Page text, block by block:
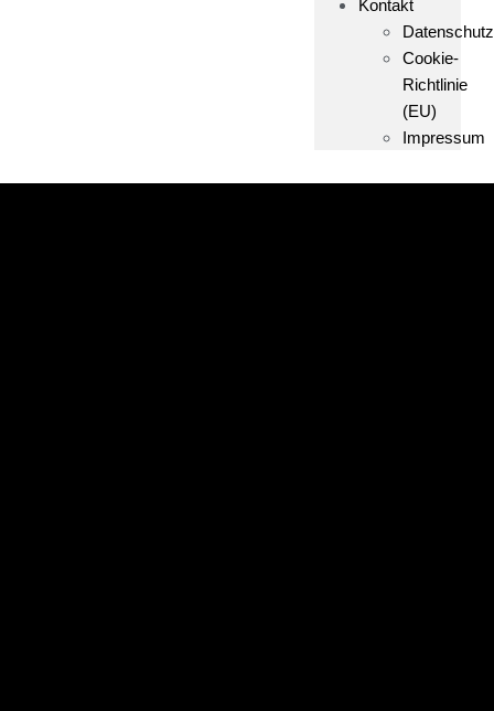
Kontakt
Cookie-
Richtlinie
(EU)
Impressum